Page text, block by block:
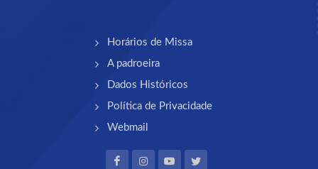
Horários de Missa
A padroeira
Dados Históricos
Política de Privacidade
Webmail